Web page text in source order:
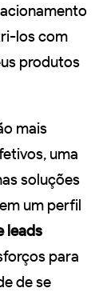
los com
produtos
mais
uma
soluções
um perfil
leads
para
de se